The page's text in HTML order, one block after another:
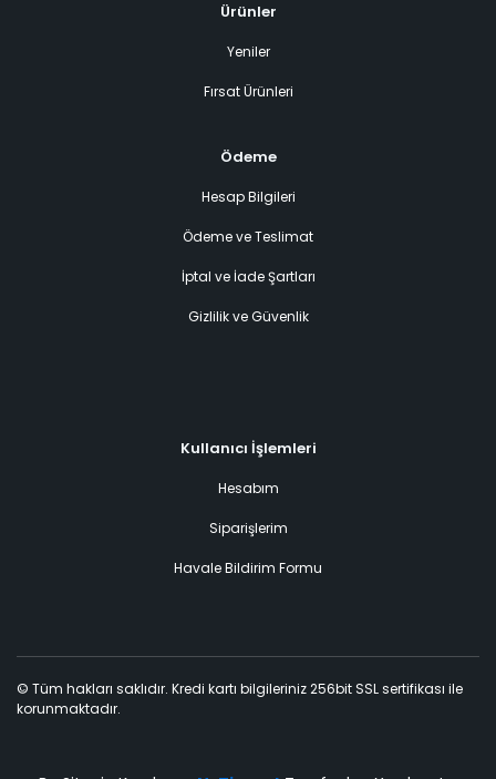
Ürünler
Yeniler
Fırsat Ürünleri
Ödeme
Hesap Bilgileri
Ödeme ve Teslimat
İptal ve İade Şartları
Gizlilik ve Güvenlik
Kullanıcı İşlemleri
Hesabım
Siparişlerim
Havale Bildirim Formu
© Tüm hakları saklıdır. Kredi kartı bilgileriniz 256bit SSL sertifikası ile
korunmaktadır.